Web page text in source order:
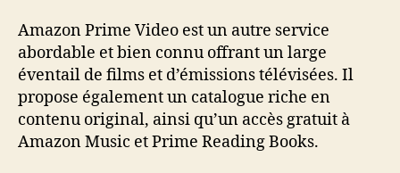
Amazon Prime Video est un autre service
abordable et bien connu offrant un large
éventail de films et d’émissions télévisées. Il
propose également un catalogue riche en
contenu original, ainsi qu’un accès gratuit à
Amazon Music et Prime Reading Books.